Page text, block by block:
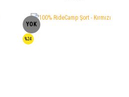
YOK
%24